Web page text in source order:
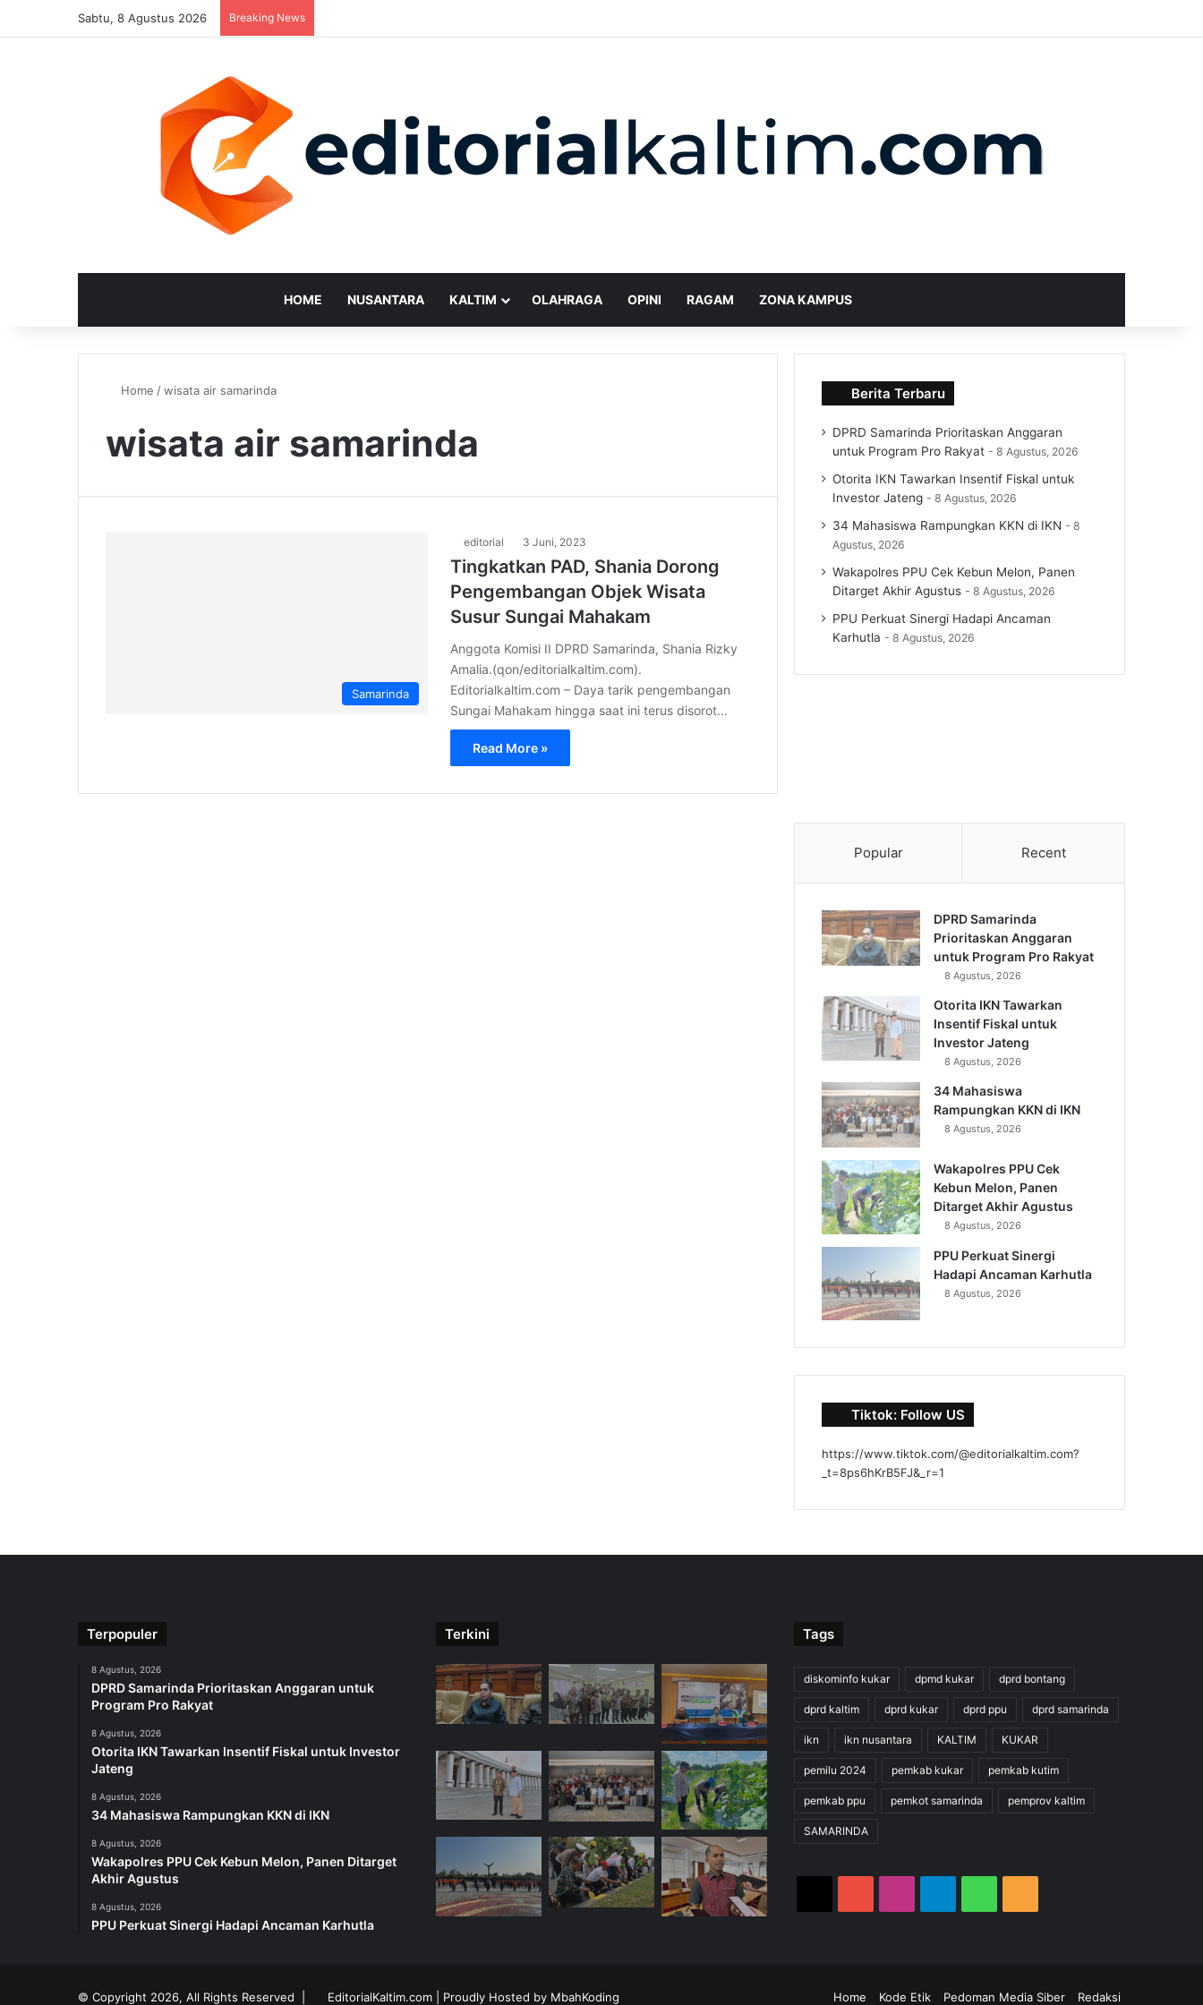
Sabtu, 8 Agustus 2026 Breaking News
HOME NUSANTARA KALTIM OLAHRAGA OPINI RAGAM ZONA KAMPUS
Home /wisata air samarinda
wisata air samarinda
Samarinda
editorial 3 Juni, 2023
Tingkatkan PAD, Shania Dorong
Pengembangan Objek Wisata
Susur Sungai Mahakam
Anggota Komisi II DPRD Samarinda, Shania Rizky
Amalia.(qon/editorialkaltim.com).
Editorialkaltim.com – Daya tarik pengembangan
Sungai Mahakam hingga saat ini terus disorot…
Read More »
Berita Terbaru
DPRD Samarinda Prioritaskan Anggaran
untuk Program Pro Rakyat
8 Agustus, 2026
Otorita IKN Tawarkan Insentif Fiskal untuk
Investor Jateng
8 Agustus, 2026
34 Mahasiswa Rampungkan KKN di IKN
8
Agustus, 2026
Wakapolres PPU Cek Kebun Melon, Panen
Ditarget Akhir Agustus
8 Agustus, 2026
PPU Perkuat Sinergi Hadapi Ancaman
Karhutla
8 Agustus, 2026
Popular Recent
DPRD Samarinda
Prioritaskan Anggaran
untuk Program Pro Rakyat
8 Agustus, 2026
Otorita IKN Tawarkan
Insentif Fiskal untuk
Investor Jateng
8 Agustus, 2026
34 Mahasiswa
Rampungkan KKN di IKN
8 Agustus, 2026
Wakapolres PPU Cek
Kebun Melon, Panen
Ditarget Akhir Agustus
8 Agustus, 2026
PPU Perkuat Sinergi
Hadapi Ancaman Karhutla
8 Agustus, 2026
Tiktok: Follow US
https://www.tiktok.com/@editorialkaltim.com?
_t=8ps6hKrB5FJ&_r=1
Terpopuler
8 Agustus, 2026
DPRD Samarinda Prioritaskan Anggaran untuk
Program Pro Rakyat
8 Agustus, 2026
Otorita IKN Tawarkan Insentif Fiskal untuk Investor
Jateng
8 Agustus, 2026
34 Mahasiswa Rampungkan KKN di IKN
8 Agustus, 2026
Wakapolres PPU Cek Kebun Melon, Panen Ditarget
Akhir Agustus
8 Agustus, 2026
PPU Perkuat Sinergi Hadapi Ancaman Karhutla
Terkini Tags
diskominfo kukar dpmd kukar dprd bontang
dprd kaltim dprd kukar dprd ppu dprd samarinda
ikn ikn nusantara KALTIM KUKAR
pemilu 2024 pemkab kukar pemkab kutim
pemkab ppu pemkot samarinda pemprov kaltim
SAMARINDA
© Copyright 2026, All Rights Reserved | EditorialKaltim.com | Proudly Hosted by MbahKoding Home Kode Etik Pedoman Media Siber Redaksi
WhatsApp
RSS